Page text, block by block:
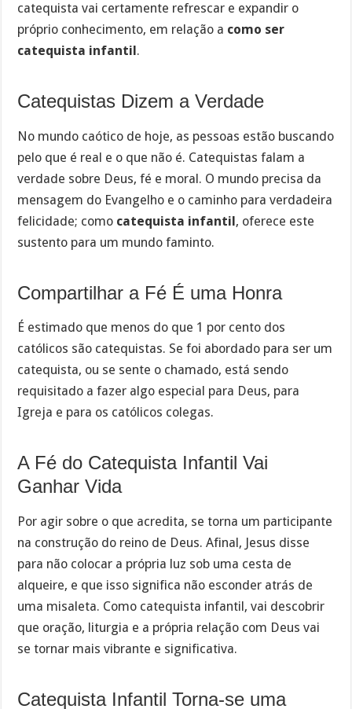
catequista vai certamente refrescar e expandir o
próprio conhecimento, em relação a como ser
catequista infantil .
Catequistas Dizem a Verdade
No mundo caótico de hoje, as pessoas estão buscando
pelo que é real e o que não é. Catequistas falam a
verdade sobre Deus, fé e moral. O mundo precisa da
mensagem do Evangelho e o caminho para verdadeira
felicidade; como catequista infantil, oferece este
sustento para um mundo faminto.
Compartilhar a Fé É uma Honra
É estimado que menos do que 1 por cento dos
católicos são catequistas. Se foi abordado para ser um
catequista, ou se sente o chamado, está sendo
requisitado a fazer algo especial para Deus, para
Igreja e para os católicos colegas.
A Fé do Catequista Infantil Vai
Ganhar Vida
Por agir sobre o que acredita, se torna um participante
na construção do reino de Deus. Afinal, Jesus disse
para não colocar a própria luz sob uma cesta de
alqueire, e que isso significa não esconder atrás de
uma misaleta. Como catequista infantil, vai descobrir
que oração, liturgia e a própria relação com Deus vai
se tornar mais vibrante e significativa.
Catequista Infantil Torna-se uma